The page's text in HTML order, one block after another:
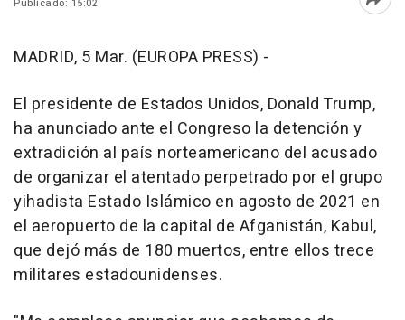
Publicado: 15:02
MADRID, 5 Mar. (EUROPA PRESS) -
El presidente de Estados Unidos, Donald Trump,
ha anunciado ante el Congreso la detención y
extradición al país norteamericano del acusado
de organizar el atentado perpetrado por el grupo
yihadista Estado Islámico en agosto de 2021 en
el aeropuerto de la capital de Afganistán, Kabul,
que dejó más de 180 muertos, entre ellos trece
militares estadounidenses.